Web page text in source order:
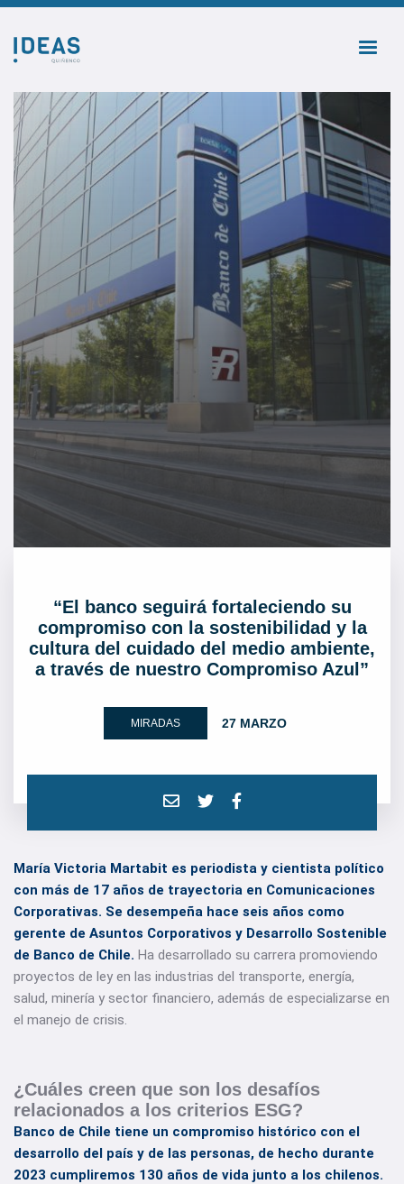
“El banco seguirá fortaleciendo su
compromiso con la sostenibilidad y la
cultura del cuidado del medio ambiente,
a través de nuestro Compromiso Azul”
MIRADAS 27 MARZO
María Victoria Martabit es periodista y cientista político
con más de 17 años de trayectoria en Comunicaciones
Corporativas. Se desempeña hace seis años como
gerente de Asuntos Corporativos y Desarrollo Sostenible
de Banco de Chile. Ha desarrollado su carrera promoviendo
proyectos de ley en las industrias del transporte, energía,
salud, minería y sector financiero, además de especializarse en
el manejo de crisis.
¿Cuáles creen que son los desafíos
relacionados a los criterios ESG?
Banco de Chile tiene un compromiso histórico con el
desarrollo del país y de las personas, de hecho durante
2023 cumpliremos 130 años de vida junto a los chilenos.